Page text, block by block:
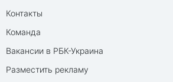
Контакты
Команда
Вакансии в РБК-Украина
Разместить рекламу